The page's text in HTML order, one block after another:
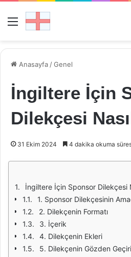
Menü
Anasayfa /Genel
İngiltere İçin
Dilekçesi
31 Ekim 2024 4 dakika okuma
İngiltere İçin Sponsor Dilekçesi
1. Sponsor Dilekçesinin
2. Dilekçenin Formatı
3. İçerik
4. Dilekçenin Ekleri
5. Dilekçenin Gözden